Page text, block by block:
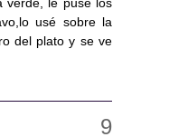
verde, le puse los
usé sobre la
del plato y se ve